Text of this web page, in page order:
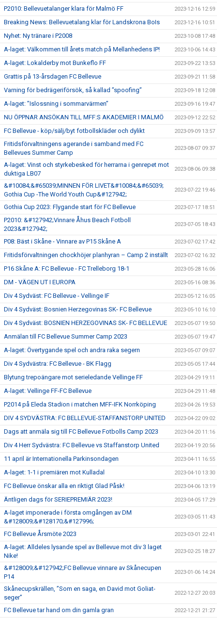
GÅBOLL
DOMARE
GYMKORT NORDIC WELLNESS
FYSTRÄNING
POLICY SOCIALA MEDIER
FRITIDSKORTET 2026
P2010: Bellevuetalanger klara för Malmö FF 2023-12-16 12:59
Breaking News: Bellevuetalang klar för Landskrona BoIs 2023-12-16 10:51
Nyhet: Ny tränare i P2008 2023-10-08 17:48
A-laget: Välkommen till årets match på Mellanhedens IP! 2023-10-06 14:43
A-laget: Lokalderby mot Bunkeflo FF 2023-09-22 13:53
Grattis på 13-årsdagen FC Bellevue 2023-09-21 11:58
Varning för bedrägeriförsök, så kallad ”spoofing” 2023-09-18 12:08
A-laget: ”Islossning i sommarvärmen” 2023-09-16 19:47
NU ÖPPNAR ANSÖKAN TILL MFF:S AKADEMIER I MALMÖ 2023-09-12 22:52
FC Bellevue - köp/sälj/byt fotbollskläder och dylikt 2023-09-09 13:57
Fritidsförvaltningens agerande i samband med FC
Bellevues Summer Camp
2023-08-07 09:37
A-laget: Vinst och styrkebesked för herrarna i genrepet mot
duktiga LB07
2023-08-06 09:38
&#10084;&#65039;MINNEN FÖR LIVET&#10084;&#65039;
Gothia Cup -The World Youth Cup&#127942;
2023-07-22 19:46
Gothia Cup 2023: Flygande start för FC Bellevue 2023-07-17 18:51
P2010: &#127942;Vinnare Åhus Beach Fotboll
2023&#127942;
2023-07-05 18:43
P08: Bäst i Skåne - Vinnare av P15 Skåne A 2023-07-02 17:42
Fritidsförvaltningen chockhöjer planhyran – Camp 2 inställt 2023-07-02 16:32
P16 Skåne A: FC Bellevue - FC Trelleborg 18-1 2023-05-28 16:06
DM - VÄGEN UT I EUROPA 2023-05-16 08:36
Div 4 Sydväst: FC Bellevue - Vellinge IF 2023-05-12 16:05
Div 4 Sydväst: Bosnien Herzegovinas SK- FC Bellevue 2023-05-10 16:10
Div 4 Sydväst: BOSNIEN HERZEGOVINAS SK- FC BELLEVUE 2023-05-07 19:50
Anmälan till FC Bellevue Summer Camp 2023 2023-05-07 19:47
A-laget: Övertygande spel och andra raka segern 2023-05-07 09:07
Div 4 Sydvästra: FC Bellevue - BK Flagg 2023-05-05 17:44
Blytung trepoängare mot serieledande Vellinge FF 2023-04-29 19:11
A-laget: Vellinge FF-FC Bellevue 2023-04-29 11:48
P2014 på Eleda Stadion i matchen MFF-IFK Norrköping 2023-04-26 19:53
DIV 4 SYDVÄSTRA: FC BELLEVUE-STAFFANSTORP UNITED 2023-04-22 09:02
Dags att anmäla sig till FC Bellevue Fotbolls Camp 2023 2023-04-20 11:16
Div 4 Herr Sydvästra: FC Bellevue vs Staffanstorp United 2023-04-19 20:56
11 april är Internationella Parkinsondagen 2023-04-11 16:55
A-laget: 1-1 i premiären mot Kulladal 2023-04-10 13:30
FC Bellevue önskar alla en riktigt Glad Påsk! 2023-04-06 13:19
Äntligen dags för SERIEPREMIÄR 2023! 2023-04-05 17:29
A-laget imponerade i första omgången av DM
&#128009;&#128170;&#127996;
2023-03-05 11:43
FC Bellevue Årsmöte 2023 2023-03-01 22:41
A-laget: Alldeles lysande spel av Bellevue mot div 3 laget
Nike!
2023-02-25 18:27
&#128009;&#127942;FC Bellevue vinnare av Skånecupen
P14
2023-01-06 14:24
Skånecupskrällen, ”Som en saga, en David mot Goliat-
seger”
2022-12-27 20:03
FC Bellevue tar hand om din gamla gran 2022-12-21 21:27